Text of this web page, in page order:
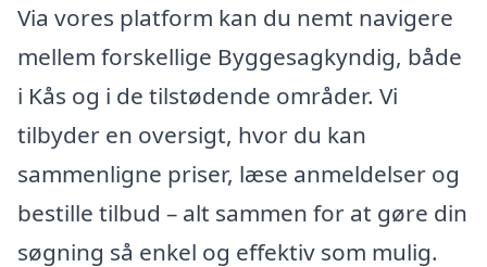
Via vores platform kan du nemt navigere
mellem forskellige Byggesagkyndig, både
i Kås og i de tilstødende områder. Vi
tilbyder en oversigt, hvor du kan
sammenligne priser, læse anmeldelser og
bestille tilbud – alt sammen for at gøre din
søgning så enkel og effektiv som mulig.